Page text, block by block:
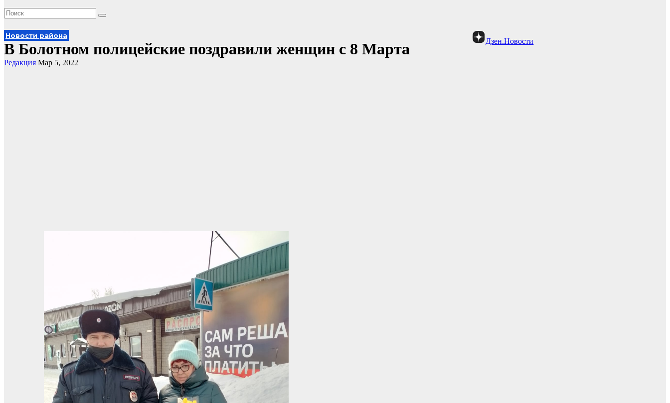
Дзен.Новости
Новости района
В Болотном полицейские поздравили женщин с 8 Марта
Редакция Мар 5, 2022